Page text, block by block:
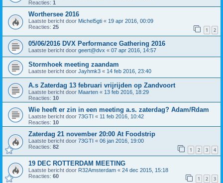
Reacties: 1
Worthersee 2016
Laatste bericht door Michel5gti « 19 apr 2016, 00:09
Reacties: 25 1 2
05/06/2016 DVX Performance Gathering 2016
Laatste bericht door geert@dvx « 07 apr 2016, 14:57
Stormhoek meeting zaandam
Laatste bericht door Jayhmk3 « 14 feb 2016, 23:40
A.s Zaterdag 13 februari vrijrijden op Zandvoort
Laatste bericht door Maarten « 13 feb 2016, 18:29
Reacties: 10
Wie heeft er zin in een meeting a.s. zaterdag? Adam/Rdam
Laatste bericht door 73GTI « 11 feb 2016, 10:42
Reacties: 10
Zaterdag 21 november 20:00 At Foodstrip
Laatste bericht door 73GTI « 06 jan 2016, 19:00
Reacties: 82 1 2 3 4
19 DEC ROTTERDAM MEETING
Laatste bericht door R32Amsterdam « 24 dec 2015, 15:18
Reacties: 60 1 2 3